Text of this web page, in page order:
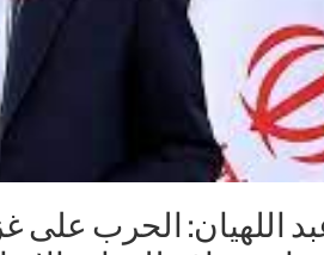
اللهيان: الحرب